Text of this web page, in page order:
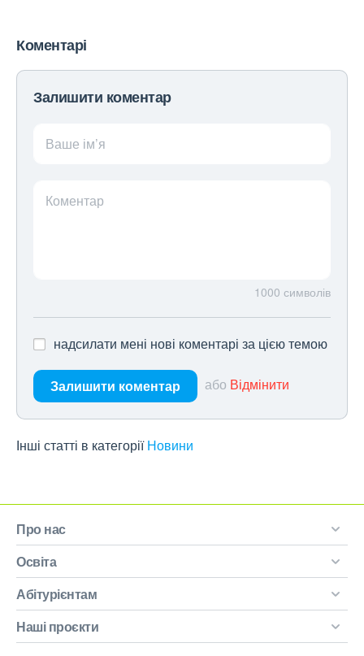
Коментарі
Залишити коментар
Ваше ім’я
Коментар
1000 символів
надсилати мені нові коментарі за цією темою
Залишити коментар або Відмінити
Інші статті в категорії Новини
Про нас
Освіта
Абітурієнтам
Наші проєкти